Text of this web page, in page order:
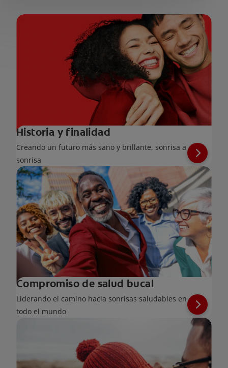
Historia y finalidad
Creando un futuro más sano y brillante, sonrisa a
sonrisa
Compromiso de salud bucal
Liderando el camino hacia sonrisas saludables en
todo el mundo